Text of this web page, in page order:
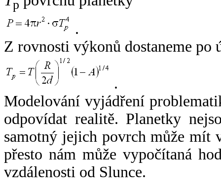
p
.
Z rovnosti výkonů dostaneme po
.
Modelování vyjádření
odpovídat realitě. Planetky
samotný jejich povrch může mít
přesto nám může vypočítaná
vzdálenosti od Slunce.